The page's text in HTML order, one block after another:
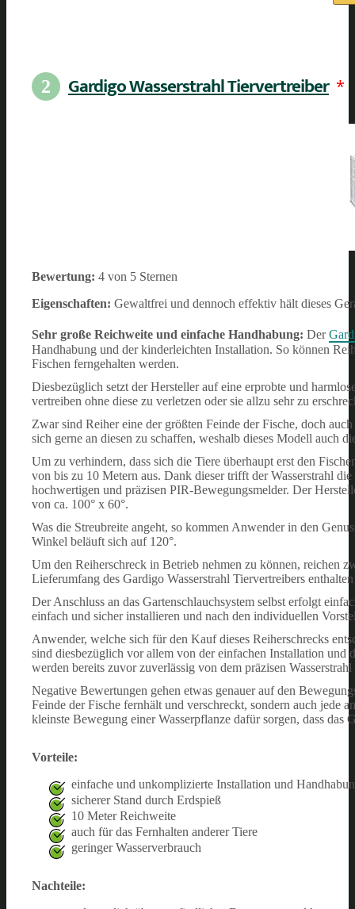
2 Gardigo Wasserstrahl Tiervertreiber *
Bewertung: 4 von 5 Sternen
Eigenschaften: Gewaltfrei und dennoch effektiv hält dieses
Sehr große Reichweite und einfache Handhabung: Der
Handhabung und der kinderleichten Installation. So können
Fischen ferngehalten werden.
Diesbezüglich setzt der Hersteller auf eine erprobte und
vertreiben ohne diese zu verletzen oder sie allzu sehr zu
Zwar sind Reiher eine der größten Feinde der Fische, doch
sich gerne an diesen zu schaffen, weshalb dieses Modell auch
Um zu verhindern, dass sich die Tiere überhaupt erst den
von bis zu 10 Metern aus. Dank dieser trifft der Wasserstrahl
hochwertigen und präzisen PIR-Bewegungsmelder. Der
von ca. 100° x 60°.
Was die Streubreite angeht, so kommen Anwender in den
Winkel beläuft sich auf 120°.
Um den Reiherschreck in Betrieb nehmen zu können, reichen
Lieferumfang des Gardigo Wasserstrahl Tiervertreibers
Der Anschluss an das Gartenschlauchsystem selbst erfolgt
einfach und sicher installieren und nach den individuellen
Anwender, welche sich für den Kauf dieses Reiherschrecks
sind diesbezüglich vor allem von der einfachen Installation und
werden bereits zuvor zuverlässig von dem präzisen Wasserstrahl
Negative Bewertungen gehen etwas genauer auf den
Feinde der Fische fernhält und verschreckt, sondern auch jede
kleinste Bewegung einer Wasserpflanze dafür sorgen, dass das
Vorteile:
einfache und unkomplizierte Installation und
sicherer Stand durch Erdspieß
10 Meter Reichweite
auch für das Fernhalten anderer Tiere
geringer Wasserverbrauch
Nachteile: